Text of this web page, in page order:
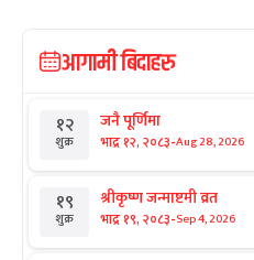
आगामी बिदाहरु
१२
शुक्र
जनै पूर्णिमा
भाद्र १२, २०८३-Aug 28, 2026
१९
शुक्र
श्रीकृष्ण जन्माष्टमी व्रत
भाद्र १९, २०८३-Sep 4, 2026